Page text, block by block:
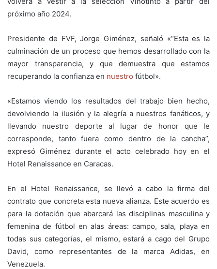
próximo año 2024.
Presidente de FVF, Jorge Giménez, señaló «“Esta es la
culminación de un proceso que hemos desarrollado con la
mayor transparencia, y que demuestra que estamos
recuperando la confianza en nuestro fútbol».
«Estamos viendo los resultados del trabajo bien hecho,
devolviendo la ilusión y la alegría a nuestros fanáticos, y
llevando nuestro deporte al lugar de honor que le
corresponde, tanto fuera como dentro de la cancha”,
expresó Giménez durante el acto celebrado hoy en el
Hotel Renaissance en Caracas.
En el Hotel Renaissance, se llevó a cabo la firma del
contrato que concreta esta nueva alianza. Este acuerdo es
para la dotación que abarcará las disciplinas masculina y
femenina de fútbol en alas áreas: campo, sala, playa en
todas sus categorías, el mismo, estará a cago del Grupo
David, como representantes de la marca Adidas, en
Venezuela.